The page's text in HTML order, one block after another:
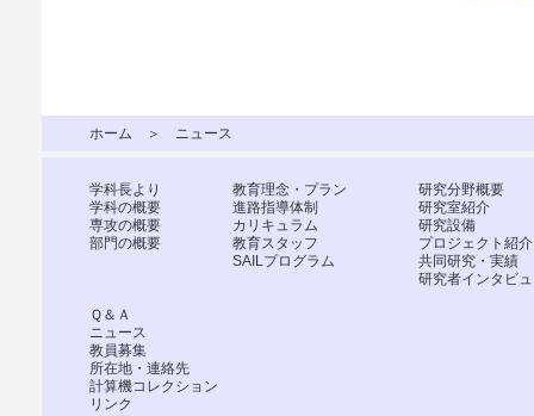
ホーム ＞ ニュース
学科長より
学科の概要
専攻の概要
部門の概要
教育理念・プラン
進路指導体制
カリキュラム
教育スタッフ
SAILプログラム
研究分野概要
研究室紹介
研究設備
プロジェクト紹介
共同研究・実績
研究者インタビ
Ｑ＆Ａ
ニュース
教員募集
所在地・連絡先
計算機コレクション
リンク